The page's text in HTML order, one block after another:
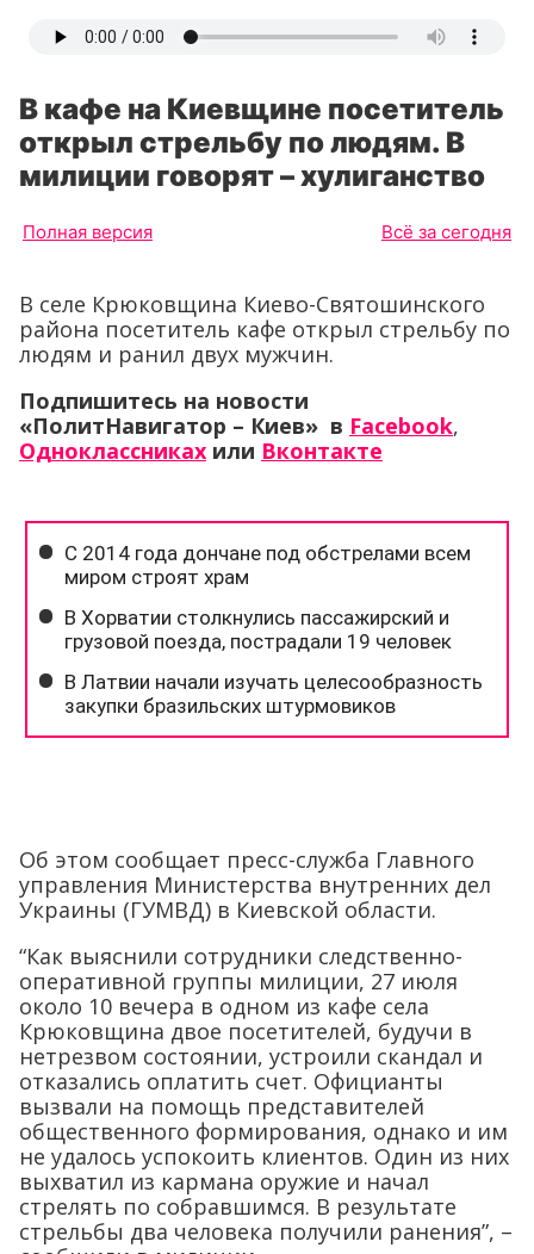
В кафе на Киевщине посетитель
открыл стрельбу по людям. В
милиции говорят – хулиганство
Полная версия Всё за сегодня
В селе Крюковщина Киево-Святошинского
района посетитель кафе открыл стрельбу по
людям и ранил двух мужчин.
Подпишитесь на новости
«ПолитНавигатор – Киев» в Facebook,
Одноклассниках или Вконтакте
Об этом сообщает пресс-служба Главного
управления Министерства внутренних дел
Украины (ГУМВД) в Киевской области.
“Как выяснили сотрудники следственно-
оперативной группы милиции, 27 июля
около 10 вечера в одном из кафе села
Крюковщина двое посетителей, будучи в
нетрезвом состоянии, устроили скандал и
отказались оплатить счет. Официанты
вызвали на помощь представителей
общественного формирования, однако и им
не удалось успокоить клиентов. Один из них
выхватил из кармана оружие и начал
стрелять по собравшимся. В результате
стрельбы два человека получили ранения”, –